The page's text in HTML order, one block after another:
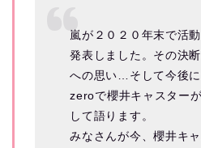
嵐が２０２０年末で活
発表しました。その決
への思い…そして今後
zeroで櫻井キャスター
して語ります。
みなさんが今、櫻井キ